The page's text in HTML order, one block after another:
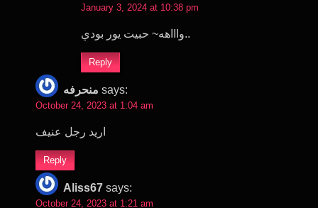
January 3, 2024 at 10:38 pm
واااهه~ حبيت يور بودي..
Reply
منحرفه says:
October 24, 2023 at 1:04 am
اريد رجل عنيف
Reply
Aliss67 says:
October 24, 2023 at 1:21 am